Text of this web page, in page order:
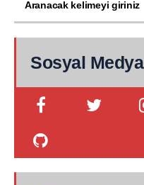
Sosyal Medya